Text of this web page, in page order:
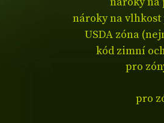
nároky na vlhkost
USDA zóna
kód zimní
pro
pro